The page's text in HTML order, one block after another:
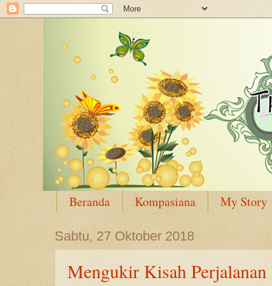
Beranda Kompasiana My Story
Sabtu, 27 Oktober 2018
Mengukir Kisah Perjalanan